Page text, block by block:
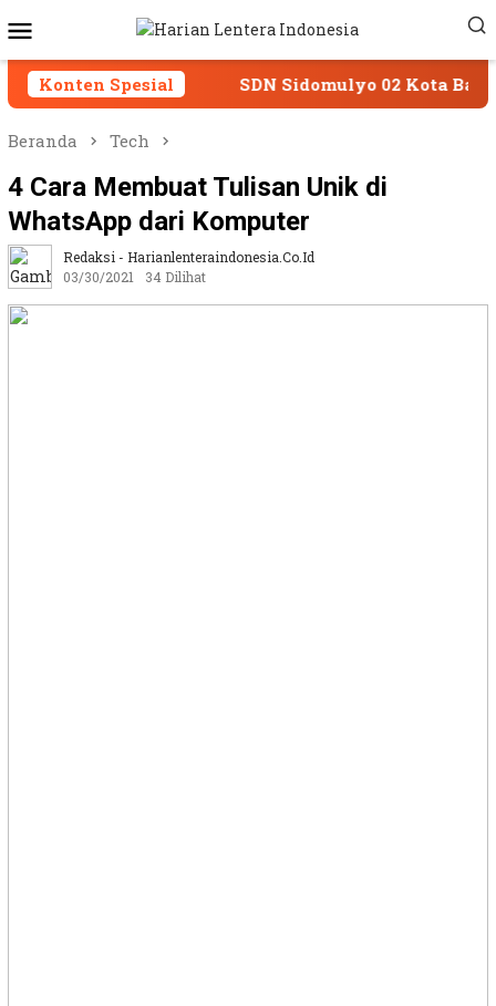
ke
kontenMobile
Konten SpesialSDN Sidomulyo 02 Kota Batu Tanamkan
Beranda Tech
4 Cara Membuat Tulisan Unik di
WhatsApp dari Komputer
Redaksi - Harianlenteraindonesia.co.id
03/30/2021
34 Dilihat